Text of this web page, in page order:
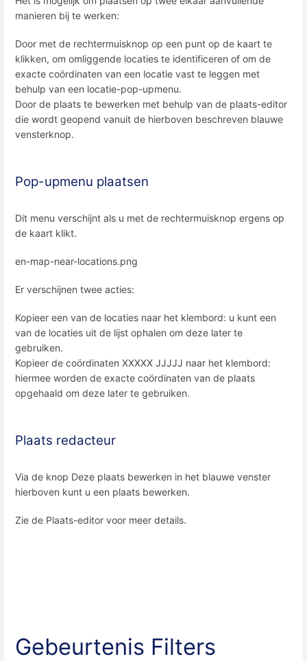
manieren bij te werken:
Door met de rechtermuisknop op een punt op de kaart te
klikken, om omliggende locaties te identificeren of om de
exacte coördinaten van een locatie vast te leggen met
behulp van een locatie-pop-upmenu.
Door de plaats te bewerken met behulp van de plaats-editor
die wordt geopend vanuit de hierboven beschreven blauwe
vensterknop.
Pop-upmenu plaatsen
Dit menu verschijnt als u met de rechtermuisknop ergens op
de kaart klikt.
en-map-near-locations.png
Er verschijnen twee acties:
Kopieer een van de locaties naar het klembord: u kunt een
van de locaties uit de lijst ophalen om deze later te
gebruiken.
Kopieer de coördinaten XXXXX JJJJJ naar het klembord:
hiermee worden de exacte coördinaten van de plaats
opgehaald om deze later te gebruiken.
Plaats redacteur
Via de knop Deze plaats bewerken in het blauwe venster
hierboven kunt u een plaats bewerken.
Zie de Plaats-editor voor meer details.
Gebeurtenis Filters